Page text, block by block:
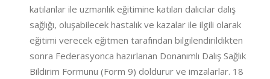
katılanlar ile uzmanlık eğitimine katılan dalıcılar dalış
sağlığı, oluşabilecek hastalık ve kazalar ile ilgili olarak
eğitimi verecek eğitmen tarafından bilgilendirildikten
sonra Federasyonca hazırlanan Donanımlı Dalış Sağlık
Bildirim Formunu (Form 9) doldurur ve imzalarlar. 18